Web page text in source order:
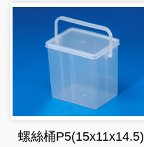
螺絲桶P5(15x11x14.5)